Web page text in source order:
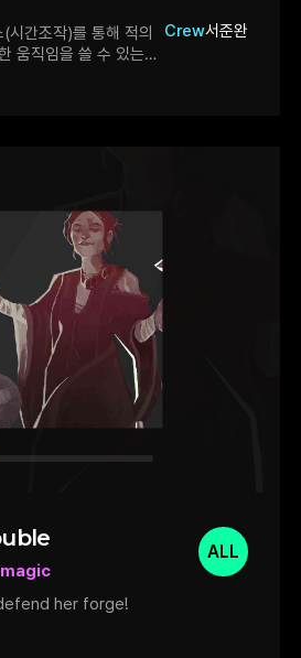
하여 급습하는게
'이그제큐터'의 능력을
하는 재미가 있습니다.
간조작)를 통해 적의
움직임을 쓸 수 있는
맞는 분은 할인할 때
Crew서준완
ALL
her forge!